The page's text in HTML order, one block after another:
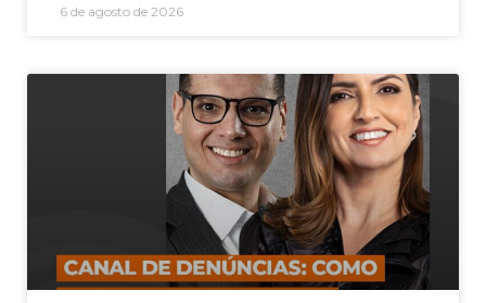
6 de agosto de 2026